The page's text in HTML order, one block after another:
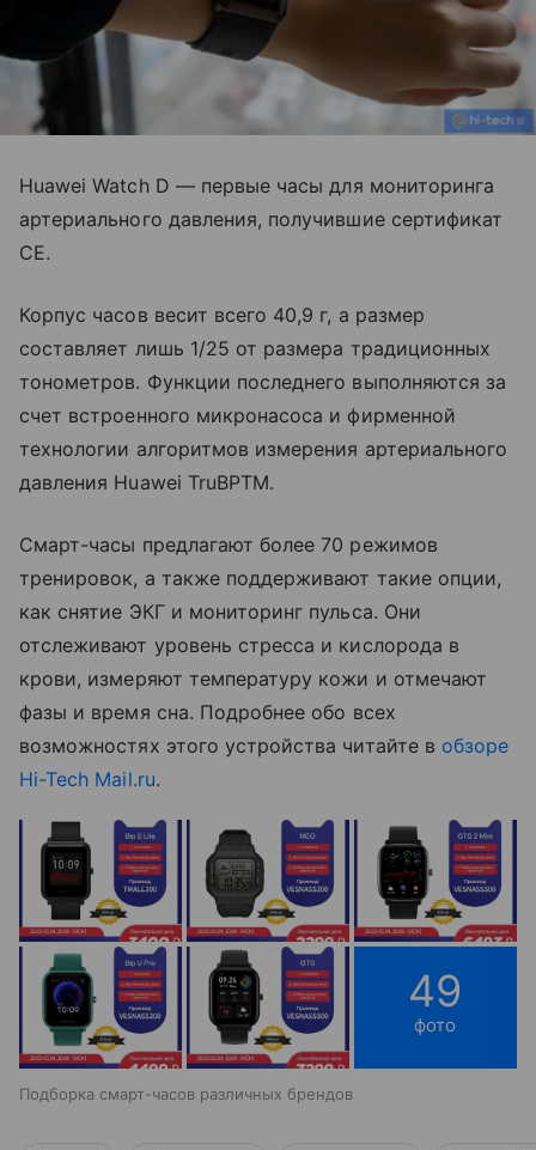
Huawei Watch D — первые часы для мониторинга
артериального давления, получившие сертификат
CE.
Корпус часов весит всего 40,9 г, а размер
составляет лишь 1/25 от размера традиционных
тонометров. Функции последнего выполняются за
счет встроенного микронасоса и фирменной
технологии алгоритмов измерения артериального
давления Huawei TruBPTM.
Смарт-часы предлагают более 70 режимов
тренировок, а также поддерживают такие опции,
как снятие ЭКГ и мониторинг пульса. Они
отслеживают уровень стресса и кислорода в
крови, измеряют температуру кожи и отмечают
фазы и время сна. Подробнее обо всех
возможностях этого устройства читайте в обзоре
Hi-Tech Mail.ru.
49
фото
Подборка смарт-часов различных брендов